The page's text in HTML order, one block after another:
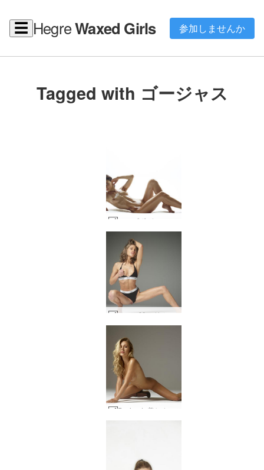
☰ HegreWaxed Girls 参加しませんか
Tagged with ゴージャス
エマ・M スリムで貪欲 #17